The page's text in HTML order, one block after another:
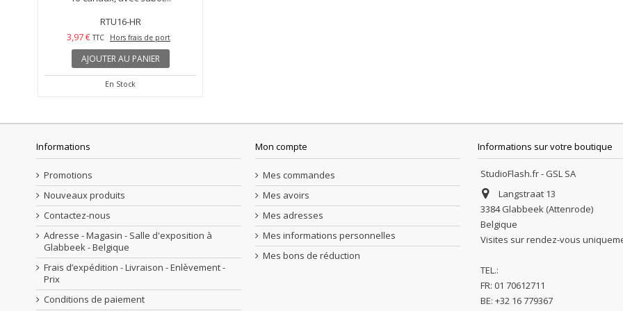
RTU16-HR
3,97 € TTC Hors frais de port
AJOUTER AU PANIER
En Stock
Informations
Promotions
Nouveaux produits
Contactez-nous
Adresse - Magasin - Salle d'exposition à
Glabbeek - Belgique
Frais d’expédition - Livraison - Enlèvement -
Prix
Conditions de paiement
Mon compte
Mes commandes
Mes avoirs
Mes adresses
Mes informations personnelles
Mes bons de réduction
Informations sur votre boutique
StudioFlash.fr - GSL SA
Langstraat 13
3384 Glabbeek (Attenrode)
Belgique
Visites sur rendez-vous
TEL.:
FR: 01 70612711
BE: +32 16 779367